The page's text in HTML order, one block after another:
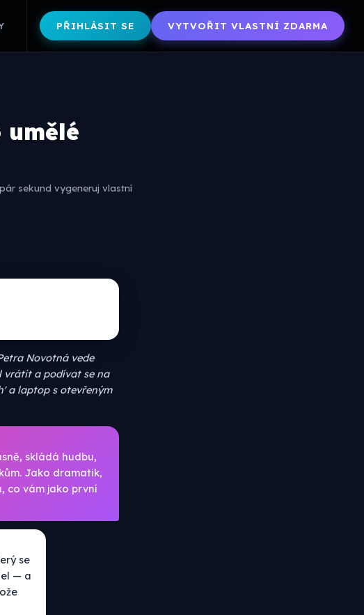
PŘIHLÁSIT SE VYTVOŘIT VLASTNÍ ZDARMA
umělé
sekund vygeneruj vlastní
Novotná vede
vrátit a podívat se na
a laptop s otevřeným
skládá hudbu,
Jako dramatik,
co vám jako první
se
— a